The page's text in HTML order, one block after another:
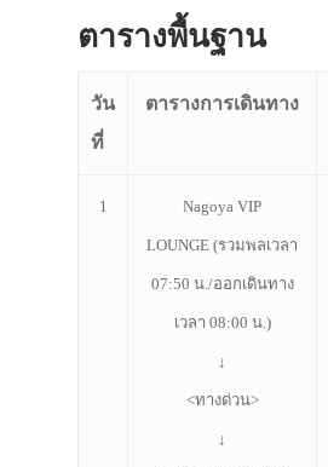
ตารางพื้นฐาน
วัน
ที่
ตารางการเดินทาง
1 Nagoya VIP
LOUNGE (รวมพลเวลา
07:50 น./ออกเดินทาง
เวลา 08:00 น.)
↓
<ทางด่วน>
↓